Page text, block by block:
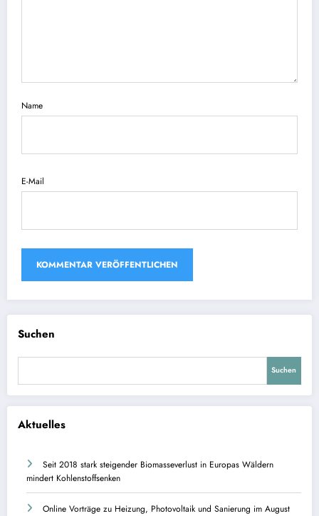
Name
E-Mail
Suchen
Suchen
Aktuelles
Seit 2018 stark steigender Biomasseverlust in Europas Wäldern
mindert Kohlenstoffsenken
Online Vorträge zu Heizung, Photovoltaik und Sanierung im August